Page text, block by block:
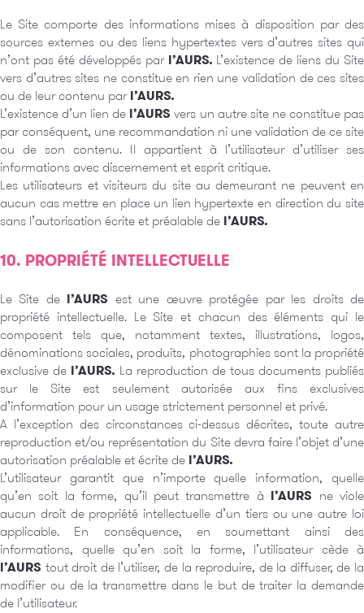
Le Site comporte des informations mises à disposition par des
sources externes ou des liens hypertextes vers d’autres sites qui
n’ont pas été développés par l’AURS. L’existence de liens du Site
vers d’autres sites ne constitue en rien une validation de ces sites
ou de leur contenu parl’AURS.
L’existence d’un lien de l’AURS vers un autre site ne constitue pas
par conséquent, une recommandation ni une validation de ce site
ou de son contenu. Il appartient à l’utilisateur d’utiliser ses
informations avec discernement et esprit critique.
Les utilisateurs et visiteurs du site au demeurant ne peuvent en
aucun cas mettre en place un lien hypertexte en direction du site
sans l’autorisation écrite et préalable de l’AURS.
10. PROPRIÉTÉ INTELLECTUELLE
Le Site de l’AURS est une œuvre protégée par les droits de
propriété intellectuelle. Le Site et chacun des éléments qui le
composent tels que, notamment textes, illustrations, logos,
dénominations sociales, produits, photographies sont la propriété
exclusive de l’AURS. La reproduction de tous documents publiés
sur le Site est seulement autorisée aux fins exclusives
d’information pour un usage strictement personnel et privé.
A l’exception des circonstances ci-dessus décrites, toute autre
reproduction et/ou représentation du Site devra faire l’objet d’une
autorisation préalable et écrite de l’AURS.
L’utilisateur garantit que n’importe quelle information, quelle
qu’en soit la forme, qu’il peut transmettre à l’AURS ne viole
aucun droit de propriété intellectuelle d’un tiers ou une autre loi
applicable. En conséquence, en soumettant ainsi des
informations, quelle qu’en soit la forme, l’utilisateur cède à
l’AURS tout droit de l’utiliser, de la reproduire, de la diffuser, de la
modifier ou de la transmettre dans le but de traiter la demande
de l’utilisateur.